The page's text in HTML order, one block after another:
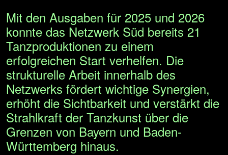
Mit den Ausgaben für 2025 und 2026
konnte das Netzwerk Süd bereits 21
Tanzproduktionen zu einem
erfolgreichen Start verhelfen. Die
strukturelle Arbeit innerhalb des
Netzwerks fördert wichtige Synergien,
erhöht die Sichtbarkeit und verstärkt die
Strahlkraft der Tanzkunst über die
Grenzen von Bayern und Baden-
Württemberg hinaus.